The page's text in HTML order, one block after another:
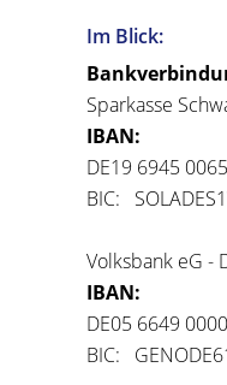
Im Blick:
Sparkasse
IBAN:
DE19 6945
BIC:
Volksbank eG -
IBAN:
DE05 6649
BIC: